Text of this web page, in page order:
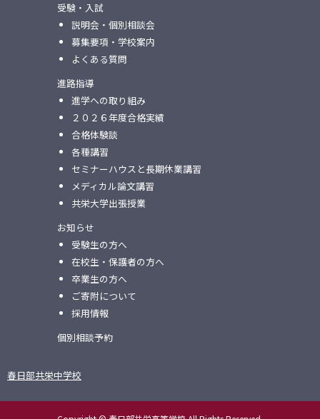
受験・入試
説明会・個別相談会
募集要項・学校案内
よくある質問
進路指導
進学への取り組み
２０２６年度合格実績
合格体験談
各種講習
セミナーハウスと⻑期休業講習
メディカル論⽂講習
共栄⼤学出張授業
お知らせ
受験生の方へ
在校生・保護者の方へ
卒業生の方へ
ご寄附について
採用情報
個別相談予約
春日部共栄中学校